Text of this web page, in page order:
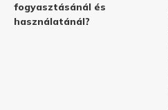
fogyasztásánál és
használatánál?